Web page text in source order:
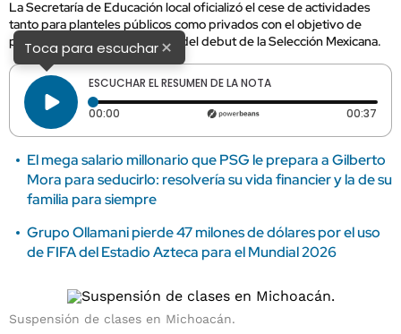
La Secretaría de Educación local oficializó el cese de actividades
tanto para planteles públicos como privados con el objetivo de
permitir a las familias disfrutar del debut de la Selección Mexicana.
Toca para escuchar×
ESCUCHAR EL RESUMEN DE LA NOTA
00:00 Tiempo transcurrido: 0 segundos 00:37
El mega salario millonario que PSG le prepara a Gilberto
Mora para seducirlo: resolvería su vida financier y la de su
familia para siempre
Grupo Ollamani pierde 47 milones de dólares por el uso
de FIFA del Estadio Azteca para el Mundial 2026
Suspensión de clases en Michoacán.